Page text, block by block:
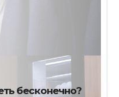
бесконечно?